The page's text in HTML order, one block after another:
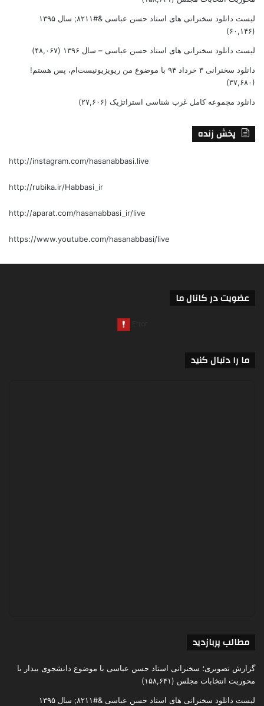
لیست دانلود سخنرانی های استاد حسن عباسی &#۸۲۱۱; سال ۱۳۹۵
(۶۰,۱۴۶)
لیست دانلود سخنرانی های استاد حسن عباسی – سال ۱۳۹۶ (۴۸,۰۶۷)
دانلود سخنرانی ۳ خرداد ۹۴ با موضوع من ریویزیونیست‌ام، پس هستم!
(۳۷,۶۸۰)
دانلود مجموعه کامل غرب شناسی استراتژیک (۲۷,۶۰۶)
پخش زنده
http://instagram.com/hasanabbasi.live
http://rubika.ir/Habbasi_ir
http://aparat.com/hasanabbasi_ir/live
https://www.youtube.com/hasanabbasi/live
عضویت در کانال ما
ما را دنبال کنید
مطالب پربازدید
گزارش تصویری؛ سخنرانی استاد حسن عباسی با موضوع دانشجوی بیدار با
محوریت انتخابات مجلس (۱۵۸,۶۴۱)
لیست دانلود سخنرانی های استاد حسن عباسی &#۸۲۱۱; سال ۱۳۹۵